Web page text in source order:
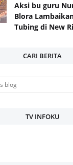
Aksi bu guru
Blora
Tubing di New
CARI BERITA
TV INFOKU